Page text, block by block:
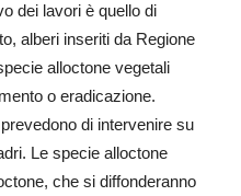
dei lavori è quello di
alberi inseriti da Regione
alloctone vegetali
o eradicazione.
di intervenire su
Le specie alloctone
che si diffonderanno